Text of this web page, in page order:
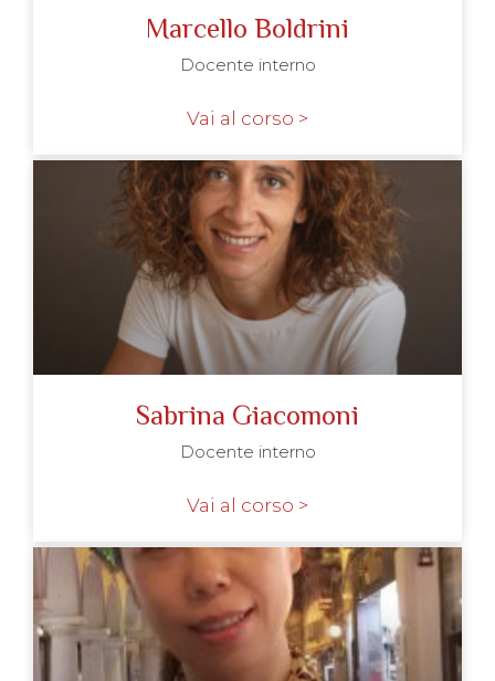
Marcello Boldrini
Docente interno
Vai al corso >
Sabrina Giacomoni
Docente interno
Vai al corso >